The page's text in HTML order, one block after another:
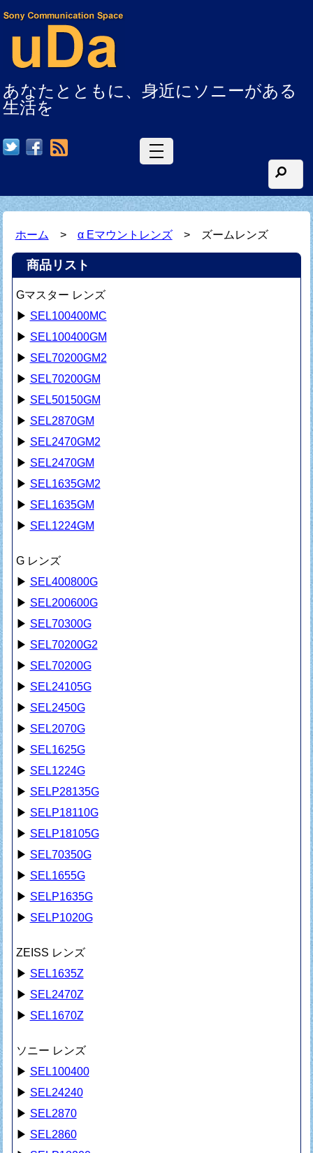
あなたとともに、身近にソニーがある
生活を
ホーム > α Eマウントレンズ> ズームレンズ
商品リスト
Gマスター レンズ
▶ SEL100400MC
▶ SEL100400GM
▶ SEL70200GM2
▶ SEL70200GM
▶ SEL50150GM
▶ SEL2870GM
▶ SEL2470GM2
▶ SEL2470GM
▶ SEL1635GM2
▶ SEL1635GM
▶ SEL1224GM
G レンズ
▶ SEL400800G
▶ SEL200600G
▶ SEL70300G
▶ SEL70200G2
▶ SEL70200G
▶ SEL24105G
▶ SEL2450G
▶ SEL2070G
▶ SEL1625G
▶ SEL1224G
▶ SELP28135G
▶ SELP18110G
▶ SELP18105G
▶ SEL70350G
▶ SEL1655G
▶ SELP1635G
▶ SELP1020G
ZEISS レンズ
▶ SEL1635Z
▶ SEL2470Z
▶ SEL1670Z
ソニー レンズ
▶ SEL100400
▶ SEL24240
▶ SEL2870
▶ SEL2860